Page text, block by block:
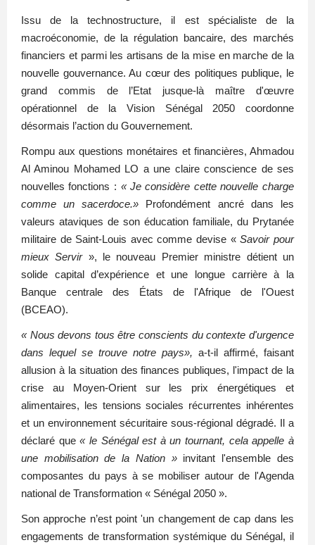
Issu de la technostructure, il est spécialiste de la
macroéconomie, de la régulation bancaire, des marchés
financiers et parmi les artisans de la mise en marche de la
nouvelle gouvernance. Au cœur des politiques publique, le
grand commis de l’Etat jusque-là maître d'œuvre
opérationnel de la Vision Sénégal 2050 coordonne
désormais l’action du Gouvernement.
Rompu aux questions monétaires et financières, Ahmadou
Al Aminou Mohamed LO a une claire conscience de ses
nouvelles fonctions : « Je considère cette nouvelle charge
comme un sacerdoce.» Profondément ancré dans les
valeurs ataviques de son éducation familiale, du Prytanée
militaire de Saint-Louis avec comme devise «Savoir pour
mieux Servir», le nouveau Premier ministre détient un
solide capital d’expérience et une longue carrière à la
Banque centrale des États de l'Afrique de l'Ouest
(BCEAO).
« Nous devons tous être conscients du contexte d'urgence
dans lequel se trouve notre pays», a-t-il affirmé, faisant
allusion à la situation des finances publiques, l'impact de la
crise au Moyen-Orient sur les prix énergétiques et
alimentaires, les tensions sociales récurrentes inhérentes
et un environnement sécuritaire sous-régional dégradé. Il a
déclaré que« le Sénégal est à un tournant, cela appelle à
une mobilisation de la Nation »invitant l'ensemble des
composantes du pays à se mobiliser autour de l'Agenda
national de Transformation « Sénégal 2050 ».
Son approche n’est point 'un changement de cap dans les
engagements de transformation systémique du Sénégal, il